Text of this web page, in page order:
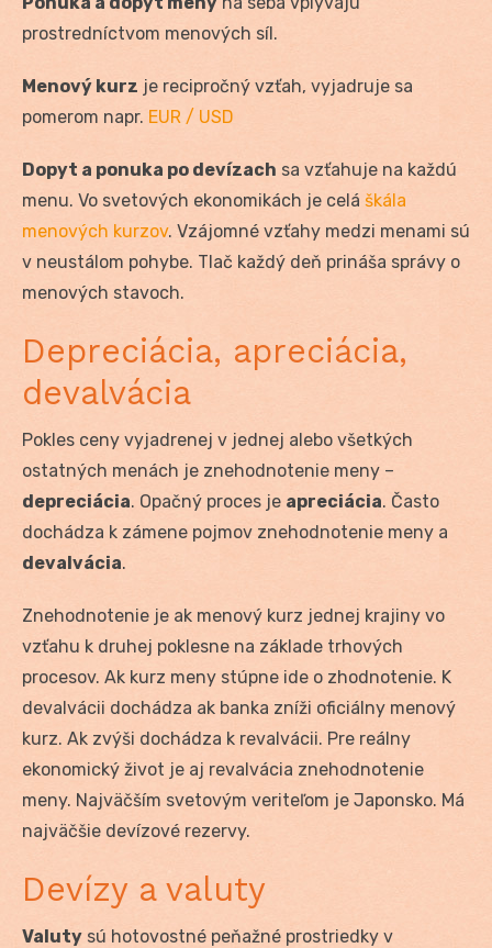
prostredníctvom menových síl.
Menový kurz je recipročný vzťah, vyjadruje sa
pomerom napr. EUR / USD
Dopyt a ponuka po devízach sa vzťahuje na každú
menu. Vo svetových ekonomikách je celá škála
menových kurzov. Vzájomné vzťahy medzi menami sú
v neustálom pohybe. Tlač každý deň prináša správy o
menových stavoch.
Depreciácia, apreciácia,
devalvácia
Pokles ceny vyjadrenej v jednej alebo všetkých
ostatných menách je znehodnotenie meny –
depreciácia. Opačný proces je apreciácia. Často
dochádza k zámene pojmov znehodnotenie meny a
devalvácia.
Znehodnotenie je ak menový kurz jednej krajiny vo
vzťahu k druhej poklesne na základe trhových
procesov. Ak kurz meny stúpne ide o zhodnotenie. K
devalvácii dochádza ak banka zníži oficiálny menový
kurz. Ak zvýši dochádza k revalvácii. Pre reálny
ekonomický život je aj revalvácia znehodnotenie
meny. Najväčším svetovým veriteľom je Japonsko. Má
najväčšie devízové rezervy.
Devízy a valuty
Valuty sú hotovostné peňažné prostriedky v